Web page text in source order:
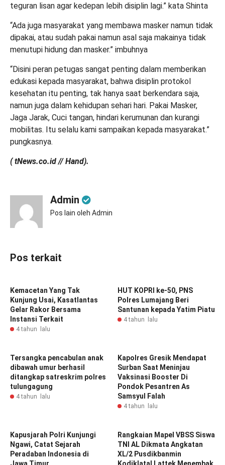
teguran lisan agar kedepan lebih disiplin lagi.” kata Shinta
“Ada juga masyarakat yang membawa masker namun tidak
dipakai, atau sudah pakai namun asal saja makainya tidak
menutupi hidung dan masker.” imbuhnya
“Disini peran petugas sangat penting dalam memberikan
edukasi kepada masyarakat, bahwa disiplin protokol
kesehatan itu penting, tak hanya saat berkendara saja,
namun juga dalam kehidupan sehari hari. Pakai Masker,
Jaga Jarak, Cuci tangan, hindari kerumunan dan kurangi
mobilitas. Itu selalu kami sampaikan kepada masyarakat.”
pungkasnya.
( tNews.co.id // Hand).
Admin
Pos lain oleh Admin
Pos terkait
Kemacetan Yang Tak
Kunjung Usai, Kasatlantas
Gelar Rakor Bersama
Instansi Terkait
4 tahun lalu
HUT KOPRI ke-50, PNS
Polres Lumajang Beri
Santunan kepada Yatim Piatu
4 tahun lalu
Tersangka pencabulan anak
dibawah umur berhasil
ditangkap satreskrim polres
tulungagung
4 tahun lalu
Kapolres Gresik Mendapat
Surban Saat Meninjau
Vaksinasi Booster Di
Pondok Pesantren As
Samsyul Falah
4 tahun lalu
Kapusjarah Polri Kunjungi
Ngawi, Catat Sejarah
Peradaban Indonesia di
Jawa Timur
Rangkaian Mapel VBSS Siswa
TNI AL Dikmata Angkatan
XL/2 Pusdikbanmin
Kodiklatal Lattek Menembak